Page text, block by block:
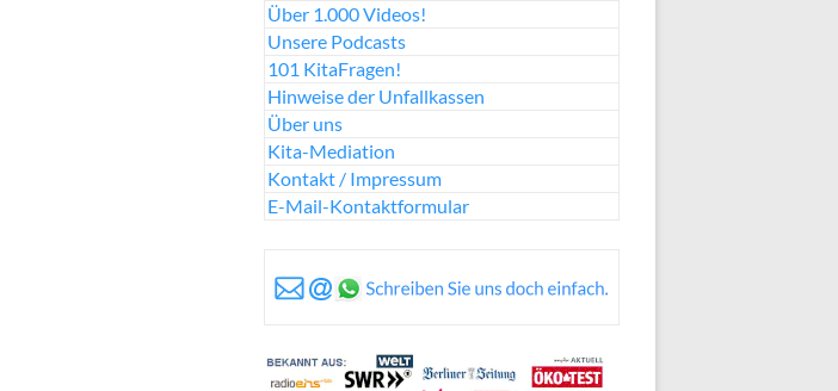
Über 1.000 Videos!
Unsere Podcasts
101 KitaFragen!
Hinweise der Unfallkassen
Über uns
Kita-Mediation
Kontakt / Impressum
E-Mail-Kontaktformular